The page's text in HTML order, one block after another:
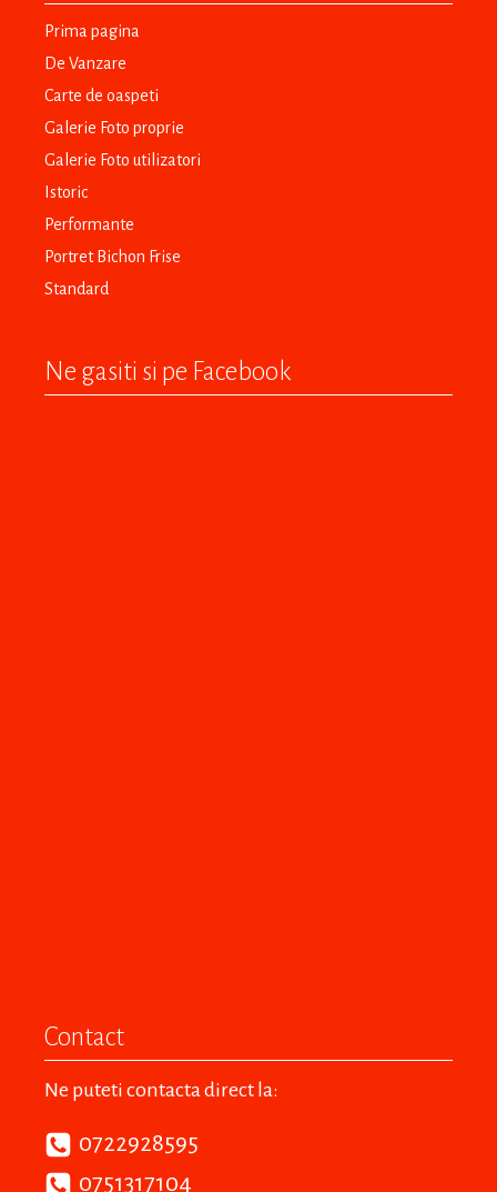
Prima pagina
De Vanzare
Carte de oaspeti
Galerie Foto proprie
Galerie Foto utilizatori
Istoric
Performante
Portret Bichon Frise
Standard
Ne gasiti si pe Facebook
Contact
Ne puteti contacta direct la:
0722928595
0751317104